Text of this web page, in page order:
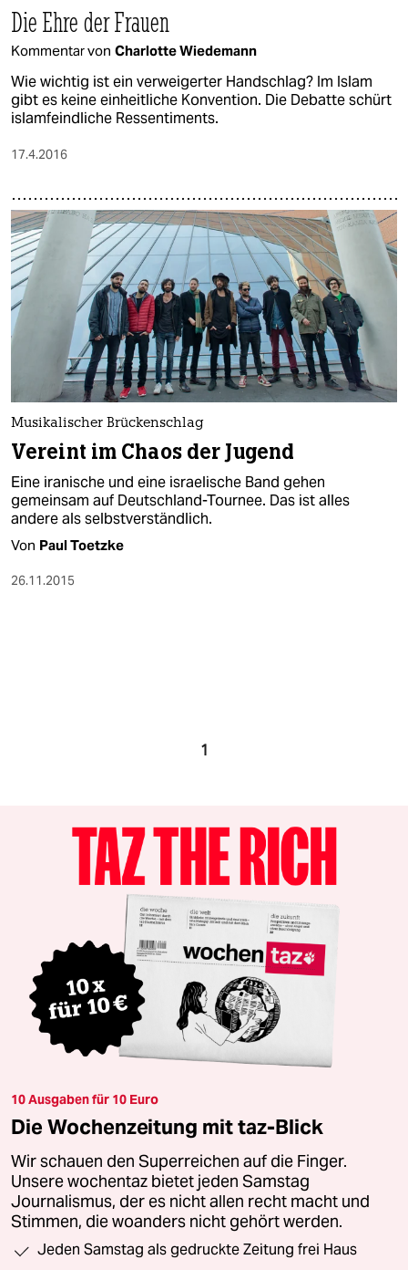
Die Ehre der Frauen
Kommentar von Charlotte Wiedemann
Wie wichtig ist ein verweigerter Handschlag? Im Islam
gibt es keine einheitliche Konvention. Die Debatte schürt
islamfeindliche Ressentiments.
17.4.2016
Musikalischer Brückenschlag
Vereint im Chaos der Jugend
Eine iranische und eine israelische Band gehen
gemeinsam auf Deutschland-Tournee. Das ist alles
andere als selbstverständlich.
Von Paul Toetzke
26.11.2015
1
10 Ausgaben für 10 Euro
Die Wochenzeitung mit taz-Blick
Wir schauen den Superreichen auf die Finger.
Unsere wochentaz bietet jeden Samstag
Journalismus, der es nicht allen recht macht und
Stimmen, die woanders nicht gehört werden.
Jeden Samstag als gedruckte Zeitung frei Haus